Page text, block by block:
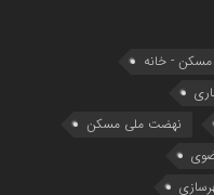
مسکن - خانه
نهضت ملی مسکن